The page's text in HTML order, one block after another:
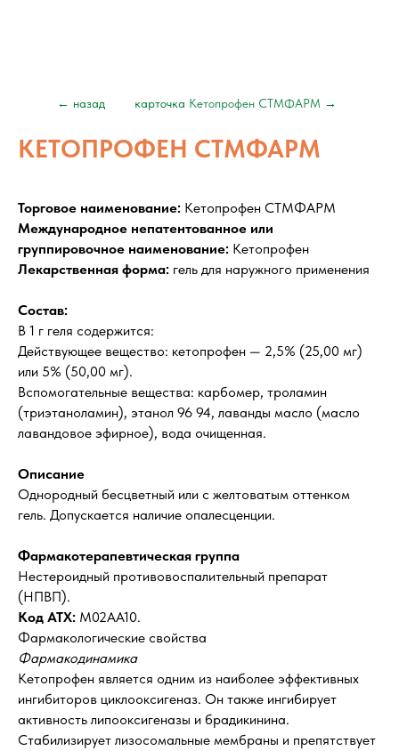
карточка Кетопрофен СТМФАРМ →
← назад
КЕТОПРОФЕН СТМФАРМ
Торговое наименование: Кетопрофен СТМФАРМ
Международное непатентованное или
группировочное наименование: Кетопрофен
Лекарственная форма: гель для наружного применения
Состав:
В 1 г геля содержится:
Действующее вещество: кетопрофен — 2,5% (25,00 мг)
или 5% (50,00 мг).
Вспомогательные вещества: карбомер, троламин
(триэтаноламин), этанол 96 94, лаванды масло (масло
лавандовое эфирное), вода очищенная.
Описание
Однородный бесцветный или с желтоватым оттенком
гель. Допускается наличие опалесценции.
Фармакотерапевтическая группа
Нестероидный противовоспалительный препарат
(НПВП).
Код АТХ: М02АА10.
Фармакологические свойства
Фармакодинамика
Кетопрофен является одним из наиболее эффективных
ингибиторов циклооксигеназ. Он также ингибирует
активность липооксигеназы и брадикинина.
Стабилизирует лизосомальные мембраны и препятствует